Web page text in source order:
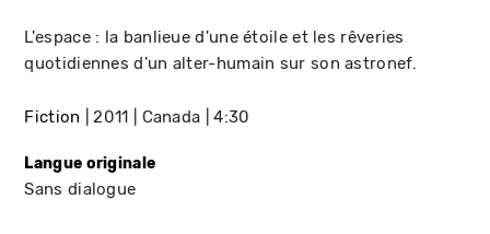
L'espace : la banlieue d'une étoile et les rêveries
quotidiennes d'un alter-humain sur son astronef.
Fiction 2011 Canada 4:30
Langue originale
Sans dialogue